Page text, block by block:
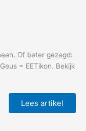
Of beter gezegd:
= EETikon. Bekijk
Lees artikel